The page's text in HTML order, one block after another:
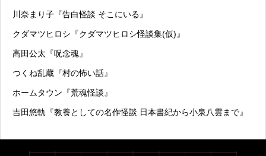
川奈まり子『告白怪談 そこにいる』
クダマツヒロシ『クダマツヒロシ怪談集(仮)』
高田公太『呪念魂』
つくね乱蔵『村の怖い話』
ホームタウン『荒魂怪談』
吉田悠軌『教養としての名作怪談 日本書紀から小泉八雲まで』